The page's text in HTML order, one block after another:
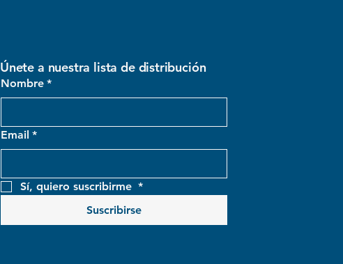
​Únete a nuestra lista de distribución
Nombre *
Email *
Sí, quiero suscribirme *
Suscribirse